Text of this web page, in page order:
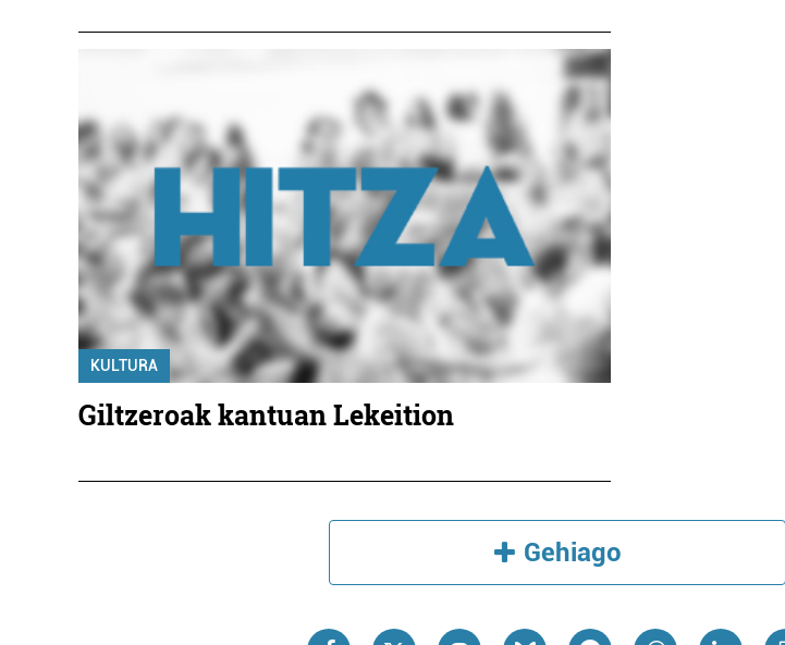
KULTURA
Giltzeroak kantuan Lekeition
Gehiago